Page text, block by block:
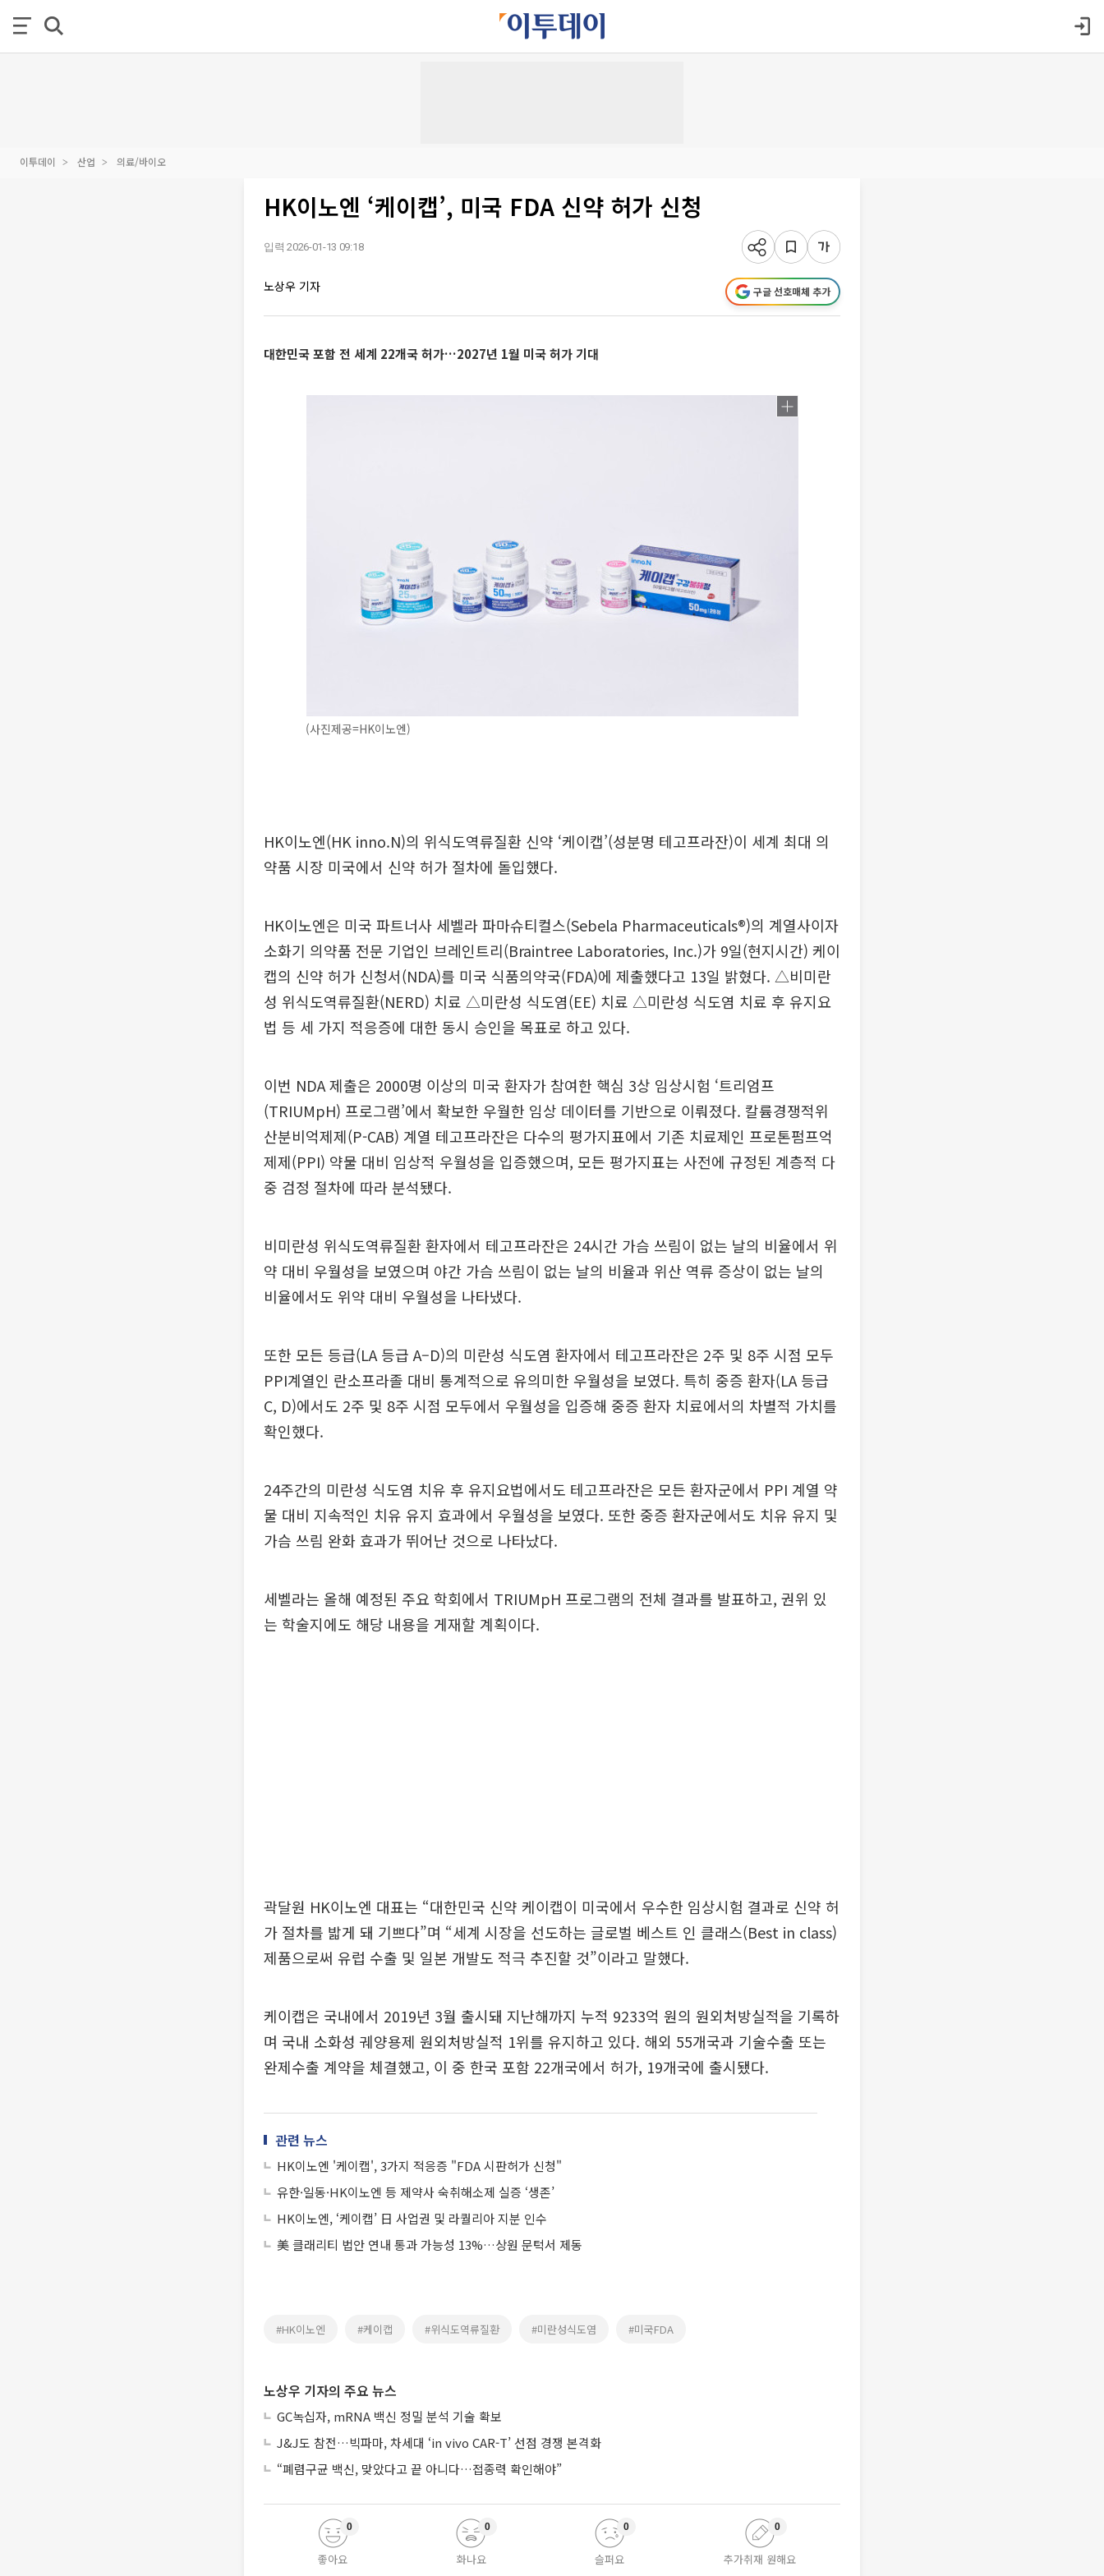
이투데이 산업 의료/바이오
HK이노엔 ‘케이캡’, 미국 FDA 신약 허가 신청
입력 2026-01-13 09:18
노상우 기자 구글 선호매체 추가
대한민국 포함 전 세계 22개국 허가…2027년 1월 미국 허가 기대
(사진제공=HK이노엔)
HK이노엔(HK inno.N)의 위식도역류질환 신약 ‘케이캡’(성분명 테고프라잔)이 세계 최대 의
약품 시장 미국에서 신약 허가 절차에 돌입했다.
HK이노엔은 미국 파트너사 세벨라 파마슈티컬스(Sebela Pharmaceuticals®)의 계열사이자
소화기 의약품 전문 기업인 브레인트리(Braintree Laboratories, Inc.)가 9일(현지시간) 케이
캡의 신약 허가 신청서(NDA)를 미국 식품의약국(FDA)에 제출했다고 13일 밝혔다. △비미란
성 위식도역류질환(NERD) 치료 △미란성 식도염(EE) 치료 △미란성 식도염 치료 후 유지요
법 등 세 가지 적응증에 대한 동시 승인을 목표로 하고 있다.
이번 NDA 제출은 2000명 이상의 미국 환자가 참여한 핵심 3상 임상시험 ‘트리엄프
(TRIUMpH) 프로그램’에서 확보한 우월한 임상 데이터를 기반으로 이뤄졌다. 칼륨경쟁적위
산분비억제제(P-CAB) 계열 테고프라잔은 다수의 평가지표에서 기존 치료제인 프로톤펌프억
제제(PPI) 약물 대비 임상적 우월성을 입증했으며, 모든 평가지표는 사전에 규정된 계층적 다
중 검정 절차에 따라 분석됐다.
비미란성 위식도역류질환 환자에서 테고프라잔은 24시간 가슴 쓰림이 없는 날의 비율에서 위
약 대비 우월성을 보였으며 야간 가슴 쓰림이 없는 날의 비율과 위산 역류 증상이 없는 날의
비율에서도 위약 대비 우월성을 나타냈다.
또한 모든 등급(LA 등급 A–D)의 미란성 식도염 환자에서 테고프라잔은 2주 및 8주 시점 모두
PPI계열인 란소프라졸 대비 통계적으로 유의미한 우월성을 보였다. 특히 중증 환자(LA 등급
C, D)에서도 2주 및 8주 시점 모두에서 우월성을 입증해 중증 환자 치료에서의 차별적 가치를
확인했다.
24주간의 미란성 식도염 치유 후 유지요법에서도 테고프라잔은 모든 환자군에서 PPI 계열 약
물 대비 지속적인 치유 유지 효과에서 우월성을 보였다. 또한 중증 환자군에서도 치유 유지 및
가슴 쓰림 완화 효과가 뛰어난 것으로 나타났다.
세벨라는 올해 예정된 주요 학회에서 TRIUMpH 프로그램의 전체 결과를 발표하고, 권위 있
는 학술지에도 해당 내용을 게재할 계획이다.
곽달원 HK이노엔 대표는 “대한민국 신약 케이캡이 미국에서 우수한 임상시험 결과로 신약 허
가 절차를 밟게 돼 기쁘다”며 “세계 시장을 선도하는 글로벌 베스트 인 클래스(Best in class)
제품으로써 유럽 수출 및 일본 개발도 적극 추진할 것”이라고 말했다.
케이캡은 국내에서 2019년 3월 출시돼 지난해까지 누적 9233억 원의 원외처방실적을 기록하
며 국내 소화성 궤양용제 원외처방실적 1위를 유지하고 있다. 해외 55개국과 기술수출 또는
완제수출 계약을 체결했고, 이 중 한국 포함 22개국에서 허가, 19개국에 출시됐다.
관련 뉴스
HK이노엔 '케이캡', 3가지 적응증 "FDA 시판허가 신청"
유한·일동·HK이노엔 등 제약사 숙취해소제 실증 ‘생존’
HK이노엔, ‘케이캡’ 日 사업권 및 라퀄리아 지분 인수
美 클래리티 법안 연내 통과 가능성 13%…상원 문턱서 제동
#HK이노엔 #케이캡 #위식도역류질환 #미란성식도염 #미국FDA
노상우 기자의 주요 뉴스
GC녹십자, mRNA 백신 정밀 분석 기술 확보
J&J도 참전…빅파마, 차세대 ‘in vivo CAR-T’ 선점 경쟁 본격화
“폐렴구균 백신, 맞았다고 끝 아니다…접종력 확인해야”
좋아요
0
화나요
0
슬퍼요
0
추가취재 원해요
0